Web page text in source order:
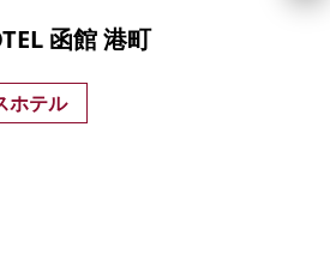
函館 港町
ホテル